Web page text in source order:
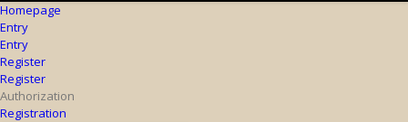
Homepage
Entry
Entry
Register
Register
Authorization
Registration